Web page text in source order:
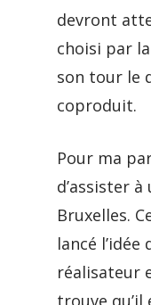
devront
choisi par
son tour le
coproduit.
Pour ma
d’assister
Bruxelles.
lancé
réalisateur
trouve